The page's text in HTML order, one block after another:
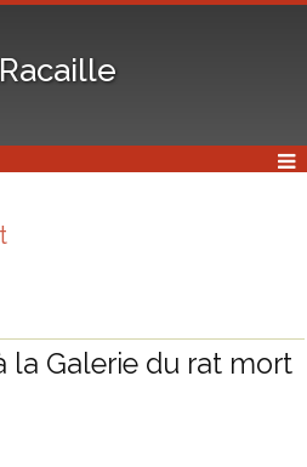
la Galerie du rat mort